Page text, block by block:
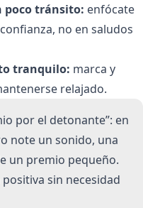
poco tránsito: enfócate
no en saludos
tranquilo: marca y
relajado.
por el detonante”: en
note un sonido, una
un premio pequeño.
sin necesidad